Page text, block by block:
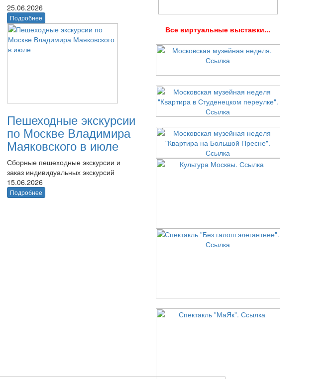
25.06.2026
Подробнее
Пешеходные экскурсии
по Москве Владимира
Маяковского в июле
Сборные пешеходные экскурсии и
заказ индивидуальных экскурсий
15.06.2026
Подробнее
Все виртуальные выставки...